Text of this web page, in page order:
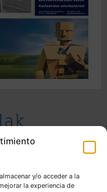
y/o acceder a la
la experiencia de